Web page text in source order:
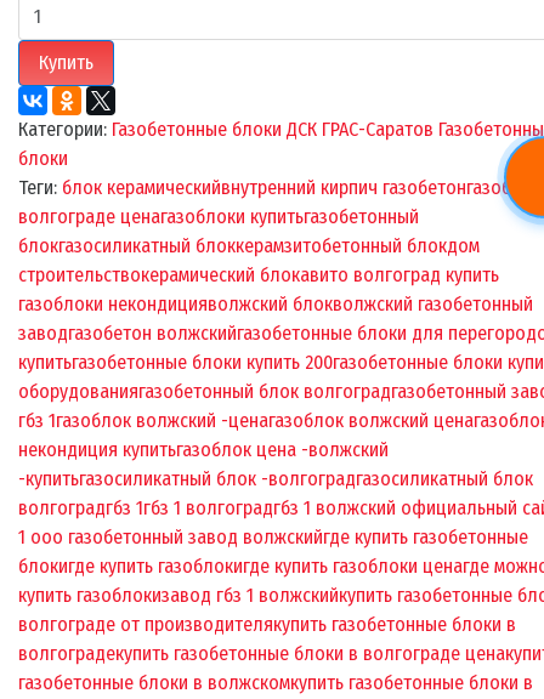
Купить
Категории: Газобетонные блоки ДСК ГРАС-Саратов
блоки
Теги: блок керамическийвнутренний кирпич газобетон
волгограде ценагазоблоки купитьгазобетонный
блокгазосиликатный блоккерамзитобетонный блокдом
строительствокерамический блокавито волгоград купить
газоблоки некондицияволжский блокволжский газобетонный
заводгазобетон волжскийгазобетонные блоки для
купитьгазобетонные блоки купить 200газобетонные блоки
оборудованиягазобетонный блок волгоградгазобетонный
гбз 1газоблок волжский -ценагазоблок волжский цена
некондиция купитьгазоблок цена -волжский
-купитьгазосиликатный блок -волгоградгазосиликатный блок
волгоградгбз 1гбз 1 волгоградгбз 1 волжский официальный
1 ооо газобетонный завод волжскийгде купить газобетонные
блокигде купить газоблокигде купить газоблоки ценагде
купить газоблокизавод гбз 1 волжскийкупить газобетонные
волгограде от производителякупить газобетонные блоки в
волгоградекупить газобетонные блоки в волгограде цена
газобетонные блоки в волжскомкупить газобетонные блоки в